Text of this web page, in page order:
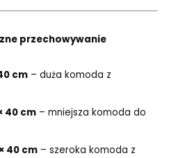
przechowywanie
cm – duża komoda z
40 cm – mniejsza komoda do
40 cm – szeroka komoda z